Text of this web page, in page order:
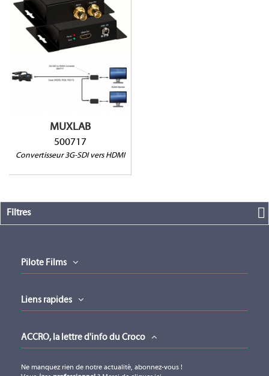
MUXLAB
500717
Convertisseur 3G-SDI vers HDMI
500717
3G-SDI jusqu'à 90m
Via Coax. (RG59)
Filtres
Pilote Films
Liens rapides
ACCRO, la lettre d'info du Croco
Ne manquez rien de notre actualité, abonnez-vous !